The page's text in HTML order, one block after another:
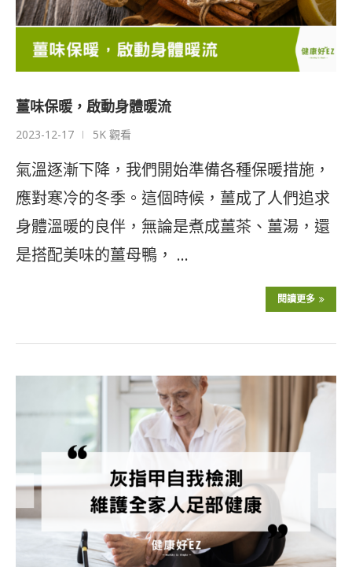
薑味保暖，啟動身體暖流
2023-12-17 5K 觀看
氣溫逐漸下降，我們開始準備各種保暖措施，
應對寒冷的冬季。這個時候，薑成了人們追求
身體溫暖的良伴，無論是煮成薑茶、薑湯，還
是搭配美味的薑母鴨， …
閱讀更多